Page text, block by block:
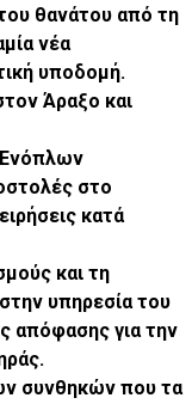
θανάτου από τη
νέα
υποδομή.
Άραξο και
Ενόπλων
στο
κατά
και τη
υπηρεσία του
απόφασης για την
συνθηκών που τα